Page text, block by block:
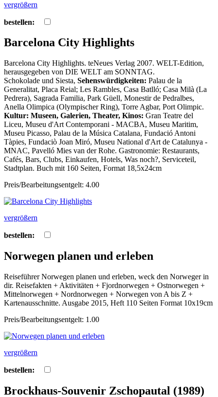
vergrößern
bestellen:
Barcelona City Highlights
Barcelona City Highlights. teNeues Verlag 2007. WELT-Edition,
herausgegeben von DIE WELT am SONNTAG.
Schokolade und Siesta, Sehenswürdigkeiten: Palau de la
Generalitat, Placa Reial; Les Rambles, Casa Batlló; Casa Milà (La
Pedrera), Sagrada Familia, Park Güell, Monestir de Pedralbes,
Anella Olimpica (Olympischer Ring), Torre Agbar, Port Olimpic.
Kultur: Museen, Galerien, Theater, Kinos: Gran Teatre del
Liceu, Museu d'Art Contemporani - MACBA, Museu Maritim,
Museu Picasso, Palau de la Música Catalana, Fundació Antoni
Tàpies, Fundaciò Joan Miró, Museu National d'Art de Catalunya -
MNAC, Pavelló Mies van der Rohe. Gastronomie: Restaurants,
Cafés, Bars, Clubs, Einkaufen, Hotels, Was noch?, Serviceteil,
Stadtplan. Buch mit 160 Seiten, Format 18,5x24cm
Preis/Bearbeitungsentgelt: 4.00
vergrößern
bestellen:
Norwegen planen und erleben
Reiseführer Norwegen planen und erleben, weck den Norweger in
dir. Reisefakten + Aktivitäten + Fjordnorwegen + Ostnorwegen +
Mittelnorwegen + Nordnorwegen + Norwegen von A bis Z +
Kartenausschnitte. Ausgabe 2015, Heft 110 Seiten Format 10x19cm
Preis/Bearbeitungsentgelt: 1.00
vergrößern
bestellen:
Brockhaus-Souvenir Zschopautal (1989)